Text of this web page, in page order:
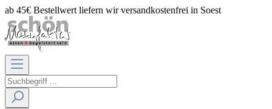
ab 45€ Bestellwert liefern wir versandkostenfrei in Soest